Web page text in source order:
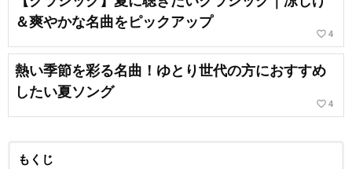
＆爽やかな名曲をピックアップ
favorite_border 4
熱い季節を彩る名曲！ゆとり世代の方におすすめ
したい夏ソング
favorite_border 4
もくじ